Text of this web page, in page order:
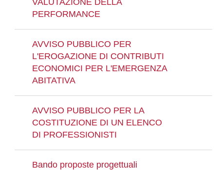
VALUTAZIONE DELLA
PERFORMANCE
AVVISO PUBBLICO PER
L'EROGAZIONE DI CONTRIBUTI
ECONOMICI PER L'EMERGENZA
ABITATIVA
AVVISO PUBBLICO PER LA
COSTITUZIONE DI UN ELENCO
DI PROFESSIONISTI
Bando proposte progettuali